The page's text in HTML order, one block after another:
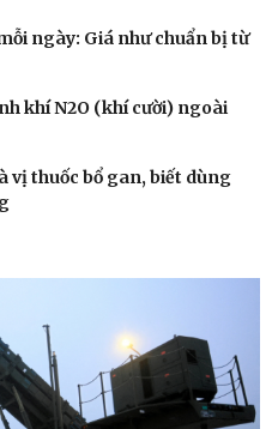
ngày: Giá như chuẩn bị từ
khí N2O (khí cười) ngoài
vị thuốc bổ gan, biết dùng